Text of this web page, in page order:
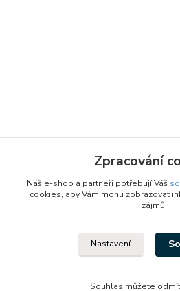
Vytvořeno na
Zpracování
Náš e-shop a partneři potřebují Váš
cookies, aby Vám mohli zobrazovat
zájmů.
Nastavení
Souhlas můžete